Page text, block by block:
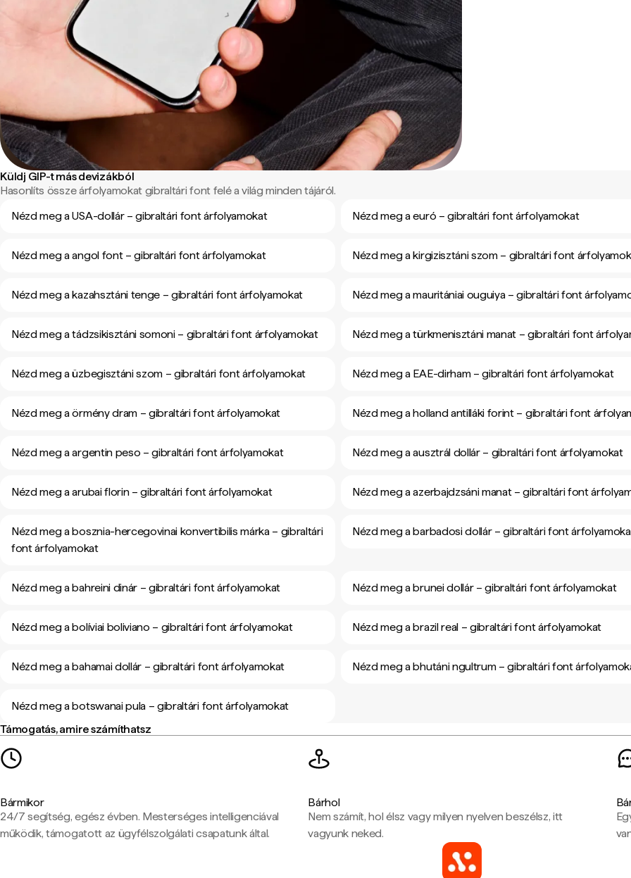
Küldj GIP-t más devizákból
Hasonlíts össze árfolyamokat gibraltári font felé a világ minden tájáról.
Nézd meg a USA-dollár – gibraltári font árfolyamokat
Nézd meg a euró – gibraltári font árfolyamokat
Nézd meg a angol font – gibraltári font árfolyamokat Nézd meg a kirgizisztáni szom – gibraltári font
Nézd meg a kazahsztáni tenge – gibraltári font árfolyamokat Nézd meg a mauritániai ouguiya – gibraltári font
Nézd meg a tádzsikisztáni somoni – gibraltári font árfolyamokat Nézd meg a türkmenisztáni manat – gibraltári font
Nézd meg a üzbegisztáni szom – gibraltári font árfolyamokat Nézd meg a EAE-dirham – gibraltári font árfolyamokat
Nézd meg a örmény dram – gibraltári font árfolyamokat Nézd meg a holland antilláki forint – gibraltári font
Nézd meg a argentin peso – gibraltári font árfolyamokat Nézd meg a ausztrál dollár – gibraltári font árfolyamokat
Nézd meg a arubai florin – gibraltári font árfolyamokat Nézd meg a azerbajdzsáni manat – gibraltári font
Nézd meg a bosznia-hercegovinai konvertibilis márka – gibraltári
font árfolyamokat
Nézd meg a barbadosi dollár – gibraltári font
Nézd meg a bahreini dinár – gibraltári font árfolyamokat Nézd meg a brunei dollár – gibraltári font árfolyamokat
Nézd meg a bolíviai boliviano – gibraltári font árfolyamokat Nézd meg a brazil real – gibraltári font árfolyamokat
Nézd meg a bahamai dollár – gibraltári font árfolyamokat Nézd meg a bhutáni ngultrum – gibraltári font
Nézd meg a botswanai pula – gibraltári font árfolyamokat
Támogatás, amire számíthatsz
Bármikor
24/7 segítség, egész évben. Mesterséges intelligenciával
működik, támogatott az ügyfélszolgálati csapatunk által.
Bárhol
Nem számít, hol élsz vagy milyen nyelven beszélsz, itt
vagyunk neked.